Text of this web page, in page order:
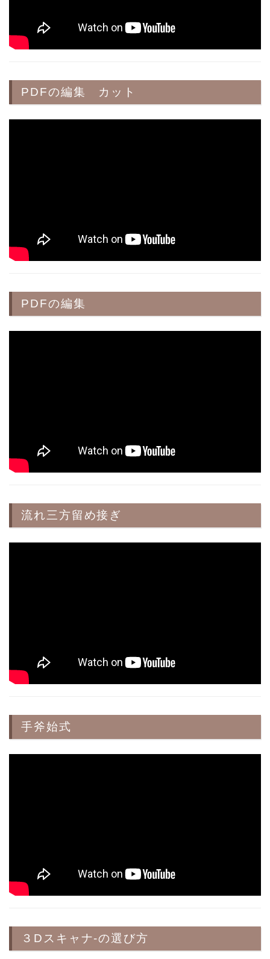
PDFの編集 カット
PDFの編集
流れ三方留め接ぎ
手斧始式
３Dスキャナ-の選び方